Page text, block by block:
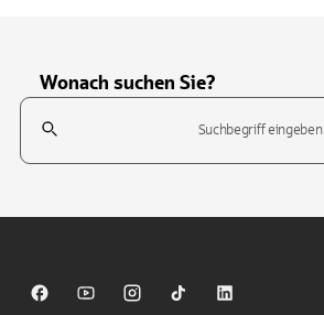
Wonach suchen Sie?
Suchfeld
Sparkasse auf Facebook
Sparkasse auf Youtube
Sparkasse auf Instagram
Sparkasse auf TikTok
Sparkasse auf